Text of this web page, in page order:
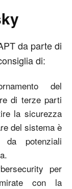
da parte di
di:
del
di terze parti
la sicurezza
del sistema è
potenziali
per
con la